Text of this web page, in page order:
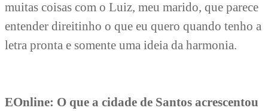
muitas coisas com o Luiz, meu marido, que parece
entender direitinho o que eu quero quando tenho a
letra pronta e somente uma ideia da harmonia.
EOnline: O que a cidade de Santos acrescentou